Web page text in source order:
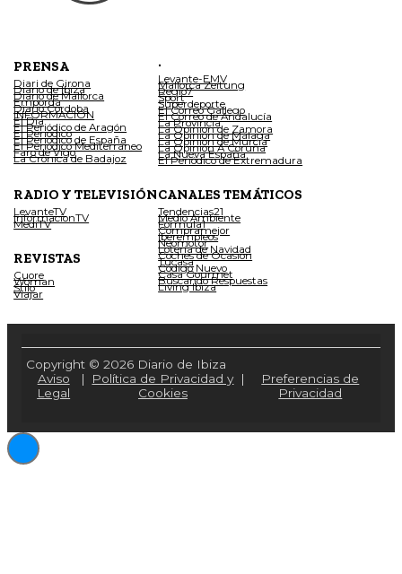
PRENSA
Diari de Girona
Diario de Ibiza
Diario de Mallorca
Empordà
Diario Córdoba
INFORMACIÓN
El Día
El Periódico de Aragón
El Periódico
El Periódico de España
El Periódico Mediterráneo
Faro de Vigo
La Crónica de Badajoz
.
Levante-EMV
Mallorca Zeitung
Regio7
Sport
Superdeporte
El Correo Gallego
El Correo de Andalucía
La Provincia
La Opinión de Zamora
La Opinión de Málaga
La Opinión de Murcia
La Opinión A Coruña
La Nueva España
El Periódico de Extremadura
RADIO Y TELEVISIÓN
LevanteTV
InformacionTV
MediTV
REVISTAS
Cuore
Woman
Stilo
Viajar
CANALES TEMÁTICOS
Tendencias21
Medio Ambiente
Fórmula1
Compramejor
Iberempleos
Neomotor
Lotería de Navidad
Coches de Ocasión
Tucasa
Código Nuevo
Casa Gourmet
Buscando Respuestas
Living Ibiza
Copyright © 2026 Diario de Ibiza
Aviso
Legal
|
Política de Privacidad y
Cookies
|
Preferencias de
Privacidad